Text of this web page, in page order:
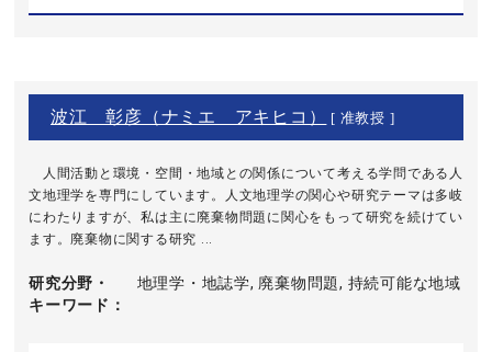
波江 彰彦（ナミエ アキヒコ） [ 准教授 ]
人間活動と環境・空間・地域との関係について考える学問である人
文地理学を専門にしています。人文地理学の関心や研究テーマは多岐
にわたりますが、私は主に廃棄物問題に関心をもって研究を続けてい
ます。廃棄物に関する研究 ...
研究分野・
キーワード
地理学・地誌学, 廃棄物問題, 持続可能な地域